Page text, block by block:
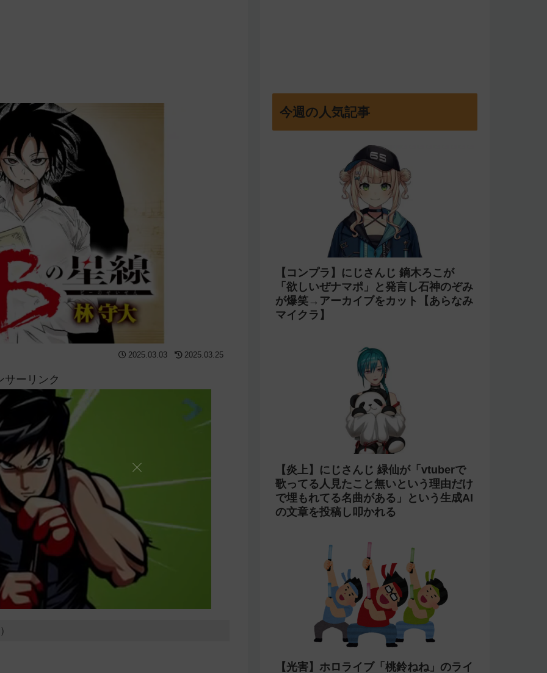
2025.03.03 2025.03.25
サーリンク
今週の人気記事
【コンプラ】にじさんじ 鏑木ろこが
「欲しいぜナマポ」と発言し石神のぞみ
が爆笑→アーカイブをカット【あらなみ
マイクラ】
【炎上】にじさんじ 緑仙が「vtuberで
歌ってる人見たこと無いという理由だけ
で埋もれてる名曲がある」という生成AI
の文章を投稿し叩かれる
【光害】ホロライブ「桃鈴ねね」のライ